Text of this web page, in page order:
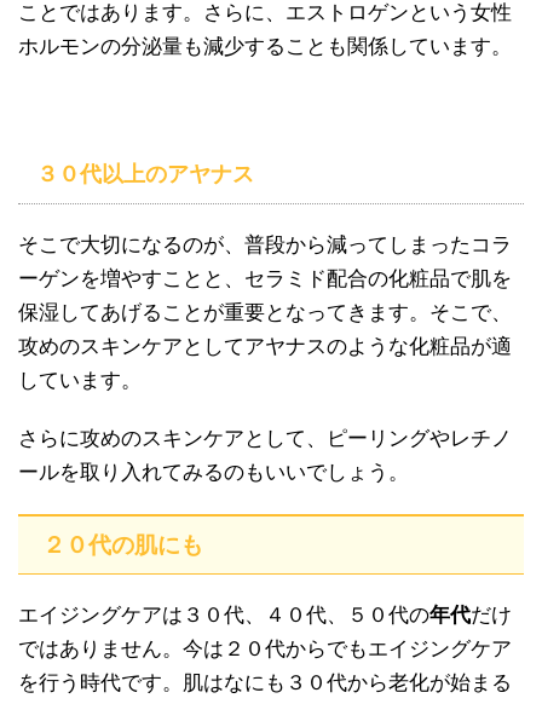
ことではあります。さらに、エストロゲンという女性
ホルモンの分泌量も減少することも関係しています。
３０代以上のアヤナス
そこで大切になるのが、普段から減ってしまったコラ
ーゲンを増やすことと、セラミド配合の化粧品で肌を
保湿してあげることが重要となってきます。そこで、
攻めのスキンケアとしてアヤナスのような化粧品が適
しています。
さらに攻めのスキンケアとして、ピーリングやレチノ
ールを取り入れてみるのもいいでしょう。
２０代の肌にも
エイジングケアは３０代、４０代、５０代の年代だけ
ではありません。今は２０代からでもエイジングケア
を行う時代です。肌はなにも３０代から老化が始まる